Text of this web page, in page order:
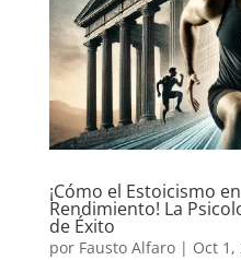
¡Cómo el Estoicismo
Rendimiento! La
de Éxito
por Fausto Alfaro| Oct 1,